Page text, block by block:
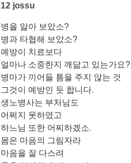
12 jossu
병을 앓아 보았소?
병과 타협해 보았소?
예방이 치료보다
얼마나 소중한지 깨닮고 있는가요?
병마가 끼어들 틈을 주지 않는 것
그것이 예방인 듯 합니다.
생노병사는 부처님도
어쩌지 못하였고
하느님 또한 어찌하겠소.
몸은 마음의 그림자라
마음을 잘 다스려